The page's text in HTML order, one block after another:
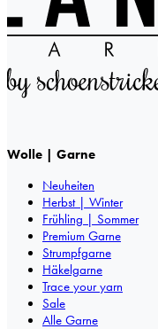
Wolle | Garne
Neuheiten
Herbst | Winter
Frühling | Sommer
Premium Garne
Strumpfgarne
Häkelgarne
Trace your yarn
Sale
Alle Garne